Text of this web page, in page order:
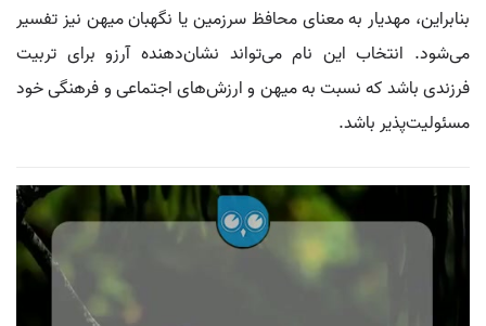
بنابراین، مهدیار به معنای محافظ سرزمین یا نگهبان میهن نیز تفسیر
می‌شود. انتخاب این نام می‌تواند نشان‌دهنده آرزو برای تربیت
فرزندی باشد که نسبت به میهن و ارزش‌های اجتماعی و فرهنگی خود
مسئولیت‌پذیر باشد.